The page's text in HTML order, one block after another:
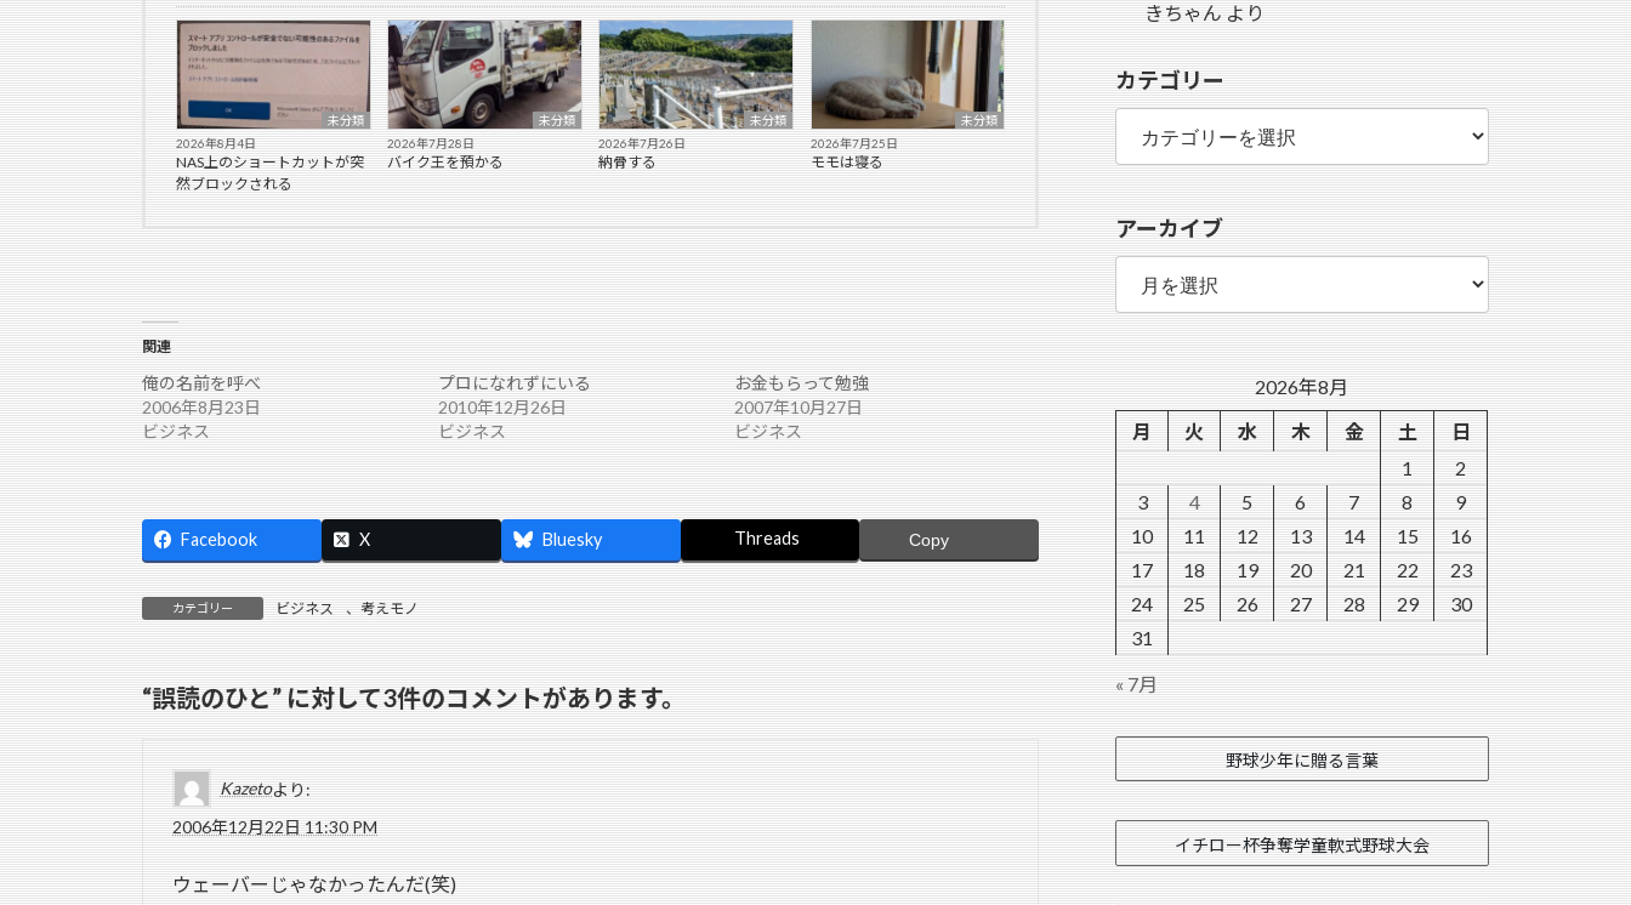
未分類
2026年8月4日
NAS上のショートカットが突
然ブロックされる
未分類
2026年7月28日
バイク王を預かる
未分類
2026年7月26日
納骨する
未分類
2026年7月25日
モモは寝る
関連
俺の名前を呼べ
2006年8月23日
ビジネス
プロになれずにいる
2010年12月26日
ビジネス
お金もらって勉強
2007年10月27日
ビジネス
Facebook X Bluesky Threads Copy
カテゴリー ビジネス 、考えモノ
“誤読のひと” に対して3件のコメントがあります。
Kazetoより:
2006年12月22日 11:30 PM
ウェーバーじゃなかったんだ(笑)
きちゃんより
カテゴリー
カ
テ
ゴ
リ
ー
アーカイブ
ア
ー
カ
イ
ブ
2026年8月
月
火 水 木 金 土
日
1
2
3
4 5 6 7 8
9
10
11 12 13 14 15
16
17
18 19 20 21 22
23
24
25 26 27 28 29
30
31
« 7月
野球少年に贈る言葉
イチロー杯争奪学童軟式野球大会